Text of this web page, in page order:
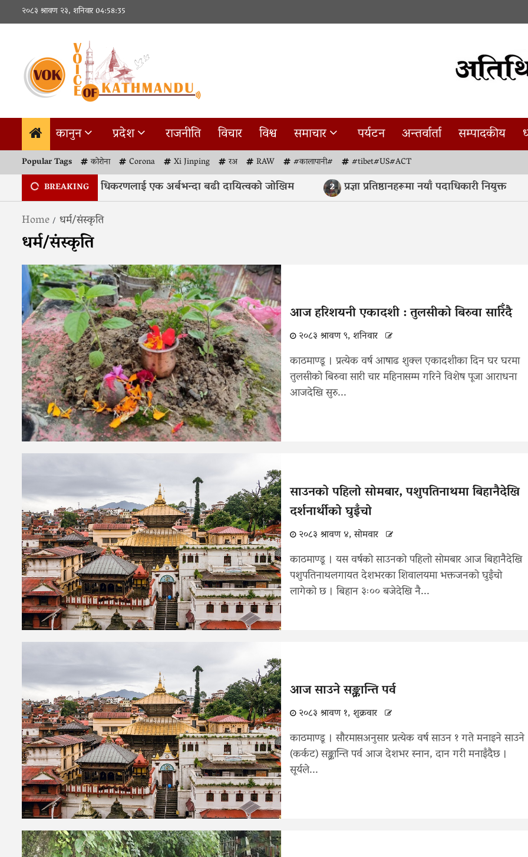
२०८३ श्रावण २३, शनिवार04:58:36
कानुन प्रदेश राजनीति विचार विश्व समाचार पर्यटन अन्तर्वार्ता सम्पादकीय
Popular Tags कोरोना Corona Xi Jinping रअ RAW #कालापानी#
#tibet#US#ACT
BREAKING
सहमतिले प्राधिकरणलाई एक अर्बभन्दा बढी दायित्वको जोखिम प्रज्ञा प्रतिष्ठानहरूमा नयाँ पदाधिकारी नियुक्त
Home धर्म/संस्कृति
धर्म/संस्कृति
आज हरिशयनी एकादशी : तुलसीको बिरुवा सारिँदै
२०८३ श्रावण ९, शनिवार
काठमाण्डू । प्रत्येक वर्ष आषाढ शुक्ल एकादशीका दिन घर घरमा
तुलसीको बिरुवा सारी चार महिनासम्म गरिने विशेष पूजा आराधना
आजदेखि सुरु...
साउनको पहिलो सोमबार, पशुपतिनाथमा बिहानैदेखि
दर्शनार्थीको घुइँचो
२०८३ श्रावण ४, सोमवार
काठमाण्डू । यस वर्षको साउनको पहिलो सोमबार आज बिहानैदेखि
पशुपतिनाथलगायत देशभरका शिवालयमा भक्तजनको घुइँचो
लागेको छ । बिहान ३ः०० बजेदेखि नै...
आज साउने सङ्क्रान्ति पर्व
२०८३ श्रावण १, शुक्रवार
काठमाण्डू । सौरमासअनुसार प्रत्येक वर्ष साउन १ गते मनाइने साउने
(कर्कट) सङ्क्रान्ति पर्व आज देशभर स्नान, दान गरी मनाइँदैछ ।
सूर्यले...